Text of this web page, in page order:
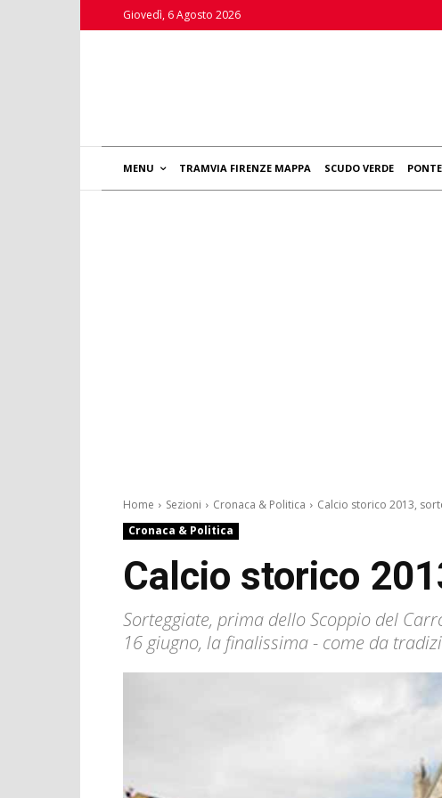
Giovedì, 6 Agosto 2026
MENU TRAMVIA FIRENZE MAPPA SCUDO VERDE
Home Sezioni Cronaca & Politica
Calcio storico 2013,
Cronaca & Politica
Calcio storico
Sorteggiate, prima dello Scoppio del
16 giugno, la finalissima - come da